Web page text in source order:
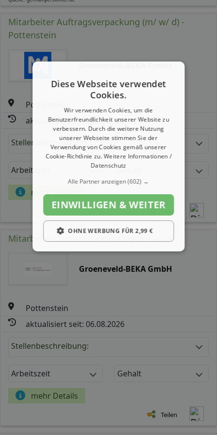
Mitarbeiter Auftragsverpackung (m/ w/ d) -
Pottenstein
Pottenstein
aktualisiert seit: 06.08.2026
Stellenbeschreibung:
Arbeitszeit Gehalt
mehr Details
Teilen
Mitarbeiter Kommissionierung (m/ w/ d)
Groeneveld-BEKA GmbH
Pottenstein
aktualisiert seit: 06.08.2026
Stellenbeschreibung:
Arbeitszeit Gehalt
mehr Details
Teilen
Diese Webseite verwendet
Cookies.
Wir verwenden Cookies, um die
Benutzerfreundlichkeit unserer Website zu
verbessern. Durch die weitere Nutzung
unserer Webseite stimmen Sie der
Verwendung von Cookies gemäß unserer
Cookie-Richtlinie zu.Weitere Informationen /
Datenschutz
Alle Partner anzeigen(602) →
EINWILLIGEN & WEITER
OHNE WERBUNG FÜR 2,99 €